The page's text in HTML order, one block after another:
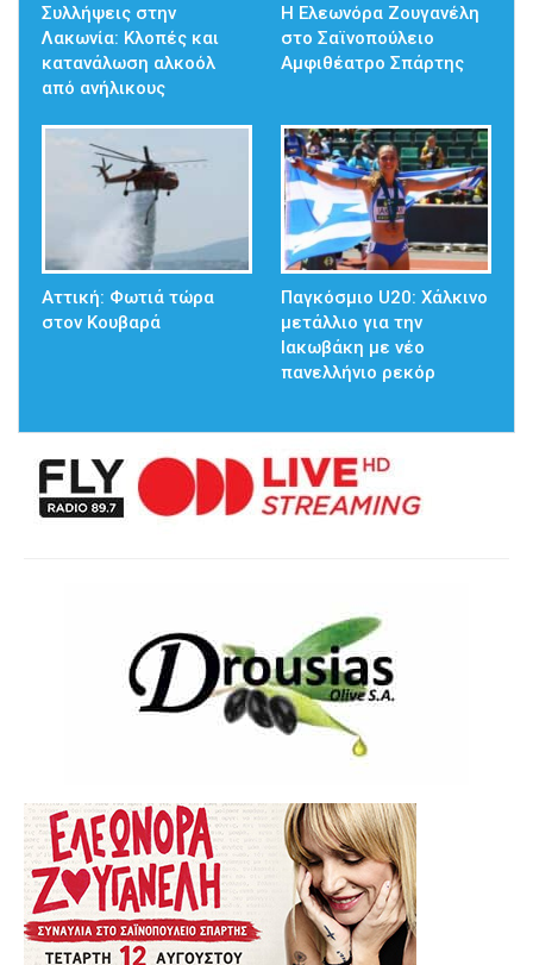
Συλλήψεις στην
Λακωνία: Κλοπές και
κατανάλωση αλκοόλ
από ανήλικους
Η Ελεωνόρα Ζουγανέλη
στο Σαϊνοπούλειο
Αμφιθέατρο Σπάρτης
Αττική: Φωτιά τώρα
στον Κουβαρά
Παγκόσμιο U20: Χάλκινο
μετάλλιο για την
Ιακωβάκη με νέο
πανελλήνιο ρεκόρ